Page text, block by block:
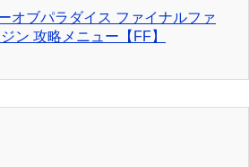
オブパラダイス ファイナルファ
ン 攻略メニュー【FF】